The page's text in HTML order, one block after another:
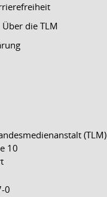
die TLM
(TLM)
10
0